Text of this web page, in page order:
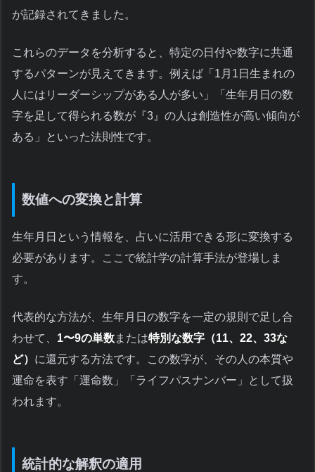
が記録されてきました。
これらのデータを分析すると、特定の日付や数字に共通
するパターンが見えてきます。例えば「1月1日生まれの
人にはリーダーシップがある人が多い」「生年月日の数
字を足して得られる数が『3』の人は創造性が高い傾向が
ある」といった法則性です。
数値への変換と計算
生年月日という情報を、占いに活用できる形に変換する
必要があります。ここで統計学の計算手法が登場しま
す。
代表的な方法が、生年月日の数字を一定の規則で足し合
わせて、 1〜9の単数または特別な数字（11、22、33な
ど） に還元する方法です。この数字が、その人の本質や
運命を表す「運命数」「ライフパスナンバー」として扱
われます。
統計的な解釈の適用